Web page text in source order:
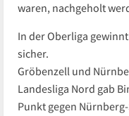
waren, nachgeholt
In der Oberliga
sicher.
Gröbenzell und
Landesliga Nord gab
Punkt gegen